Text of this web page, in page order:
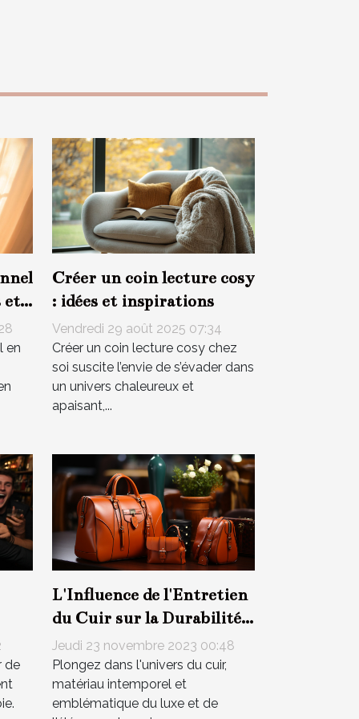
et
en
Créer un coin lecture cosy
: idées et inspirations
Vendredi 29 août 2025 07:34
Créer un coin lecture cosy chez
soi suscite l’envie de s’évader dans
un univers chaleureux et
apaisant,...
de
L'Influence de l'Entretien
du Cuir sur la Durabilité
de vos Accessoires de
Mode
Jeudi 23 novembre 2023 00:48
Plongez dans l'univers du cuir,
matériau intemporel et
emblématique du luxe et de